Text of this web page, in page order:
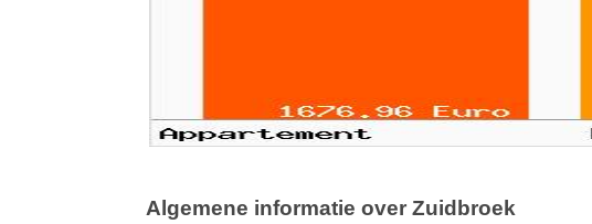
Algemene informatie over Zuidbroek